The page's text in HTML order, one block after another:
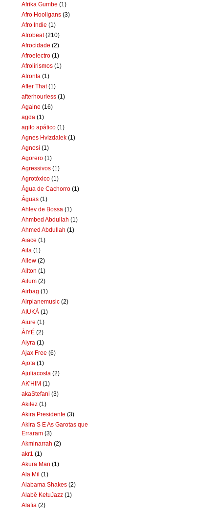
Afrika Gumbe (1)
Afro Hooligans (3)
Afro Indie (1)
Afrobeat (210)
Afrocidade (2)
Afroelectro (1)
Afrolirismos (1)
Afronta (1)
After That (1)
afterhourless (1)
Againe (16)
agda (1)
agito apático (1)
Agnes Hvizdalek (1)
Agnosi (1)
Agorero (1)
Agressivos (1)
Agrotóxico (1)
Água de Cachorro (1)
Águas (1)
Ahlev de Bossa (1)
Ahmbed Abdullah (1)
Ahmed Abdullah (1)
Aiace (1)
Aila (1)
Ailew (2)
Ailton (1)
Ailum (2)
Airbag (1)
Airplanemusic (2)
AIUKÁ (1)
Aiure (1)
ÀIYÉ (2)
Aiyra (1)
Ajax Free (6)
Ajota (1)
Ajuliacosta (2)
AK'HIM (1)
akaStefani (3)
Akilez (1)
Akira Presidente (3)
Akira S E As Garotas que
Erraram (3)
Akminarrah (2)
akr1 (1)
Akura Man (1)
Ala Mil (1)
Alabama Shakes (2)
Alabê KetuJazz (1)
Alafia (2)